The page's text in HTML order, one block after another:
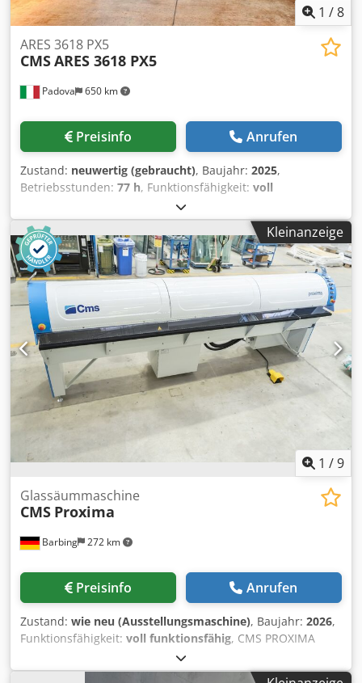
1 /8
Padova 650 km
ARES 3618 PX5
CMSARES 3618 PX5
Preisinfo Anrufen
Zustand: neuwertig (gebraucht), Baujahr: 2025,
Betriebsstunden: 77 h, Funktionsfähigkeit: voll
, Verfahrweg X-Achse:
Verfahrweg Y-Achse:1.800 mm, Verfahrweg Z-Achse:1.200
mm, Nennscheinleistung:45 kVA, Steuerungshersteller:
FANUC, Steuerungsmodell:31i B5, Spindeldrehzahl (max.):
24.000 U/min, Betriebsstunden der Spindel:77 h, Leistung
des Spindelmotors:
20.000 W , Anzahl der Spindeln:
,
Eingangsspannung:
, Art des Eingangsstroms:
Drehstrom, Ausstattung:CE-Kennzeichnung,
Dokumentation/Handbuch, Typenschild vorhanden, ARES
3618 PX5, gebraucht, wie neu. Chsdpozly Dkefx Abyja
Baujahr: 2025 Betriebsstunden: 77 Elektrospindel: 20 kW
Direkte B+C-Encoder Lubrix Werkzeugmagazin mit 20
Positionen Spiralbohrplatte aus Aluminium CNC-
Steuerung: Fanuc 31i B5 Vakuumanlage, Einzelzone
Vakuumpumpe, 250 m³/h Renishaw TS27R Renishaw NC4-
F230 Renishaw RMP60
Kleinanzeige
1 /9
Barbing 272 km
Glassäummaschine
CMS Proxima
Preisinfo Anrufen
Zustand: wie neu (Ausstellungsmaschine), Baujahr: 2026,
Funktionsfähigkeit: voll funktionsfähig, CMS PROXIMA
halbautomatische Glassäummaschine Chedpfx Ajza Eh
Eobysa Stand-Alone oder installiert am Schneidetisch Max.